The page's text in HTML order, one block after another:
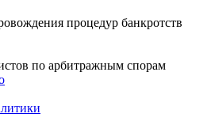
процедур банкротств
по арбитражным спорам